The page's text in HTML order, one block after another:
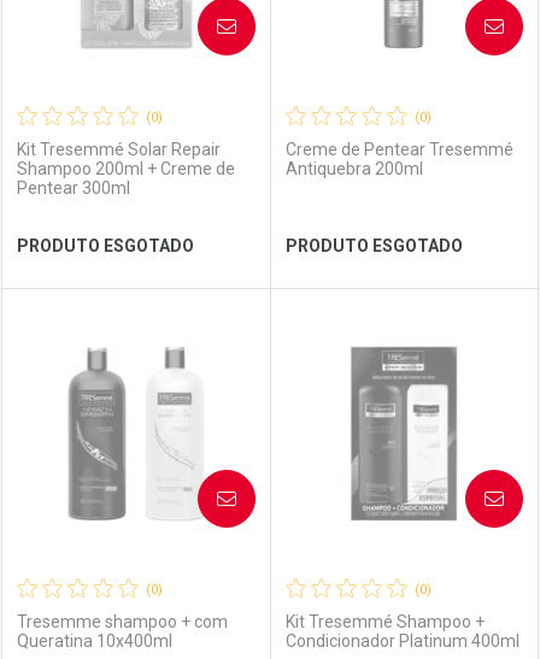
Ver Desconto Convênio Ver Desconto Convênio
(0)
Kit Tresemmé Solar Repair
Shampoo 200ml + Creme de
Pentear 300ml
PRODUTO ESGOTADO
AVISE-ME
Laboratório
Por Menos
(0)
Creme de Pentear Tresemmé
Antiquebra 200ml
PRODUTO ESGOTADO
AVISE-ME
Laboratório
Por Menos
(0)
Tresemme shampoo + com
Queratina 10x400ml
AVISE-ME
(0)
Kit Tresemmé Shampoo +
Condicionador Platinum 400ml
AVISE-ME